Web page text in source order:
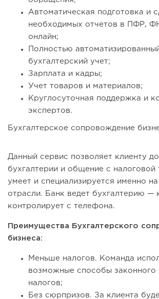
Автоматическая подготовка и
необходимых отчетов в ПФР,
онлайн;
Полностью
бухгалтерский учет;
Зарплата и кадры;
Учет товаров и материалов;
Круглосуточная поддержка и
экспертов.
Бухгалтерское сопровождение
Данный сервис позволяет клиенту
бухгалтерии и общение с налоговой
умеет и специализируется именно
отрасли. Банк ведет бухгалтерию —
контролирует с телефона.
Преимущества Бухгалтерского
бизнеса:
Меньше налогов. Команда
возможные способы законного
налогов;
Без сюрпризов. За клиента